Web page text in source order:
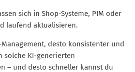
sich in Shop-Systeme, PIM oder
laufend aktualisieren.
desto konsistenter und
solche KI-generierten
– und desto schneller kannst du